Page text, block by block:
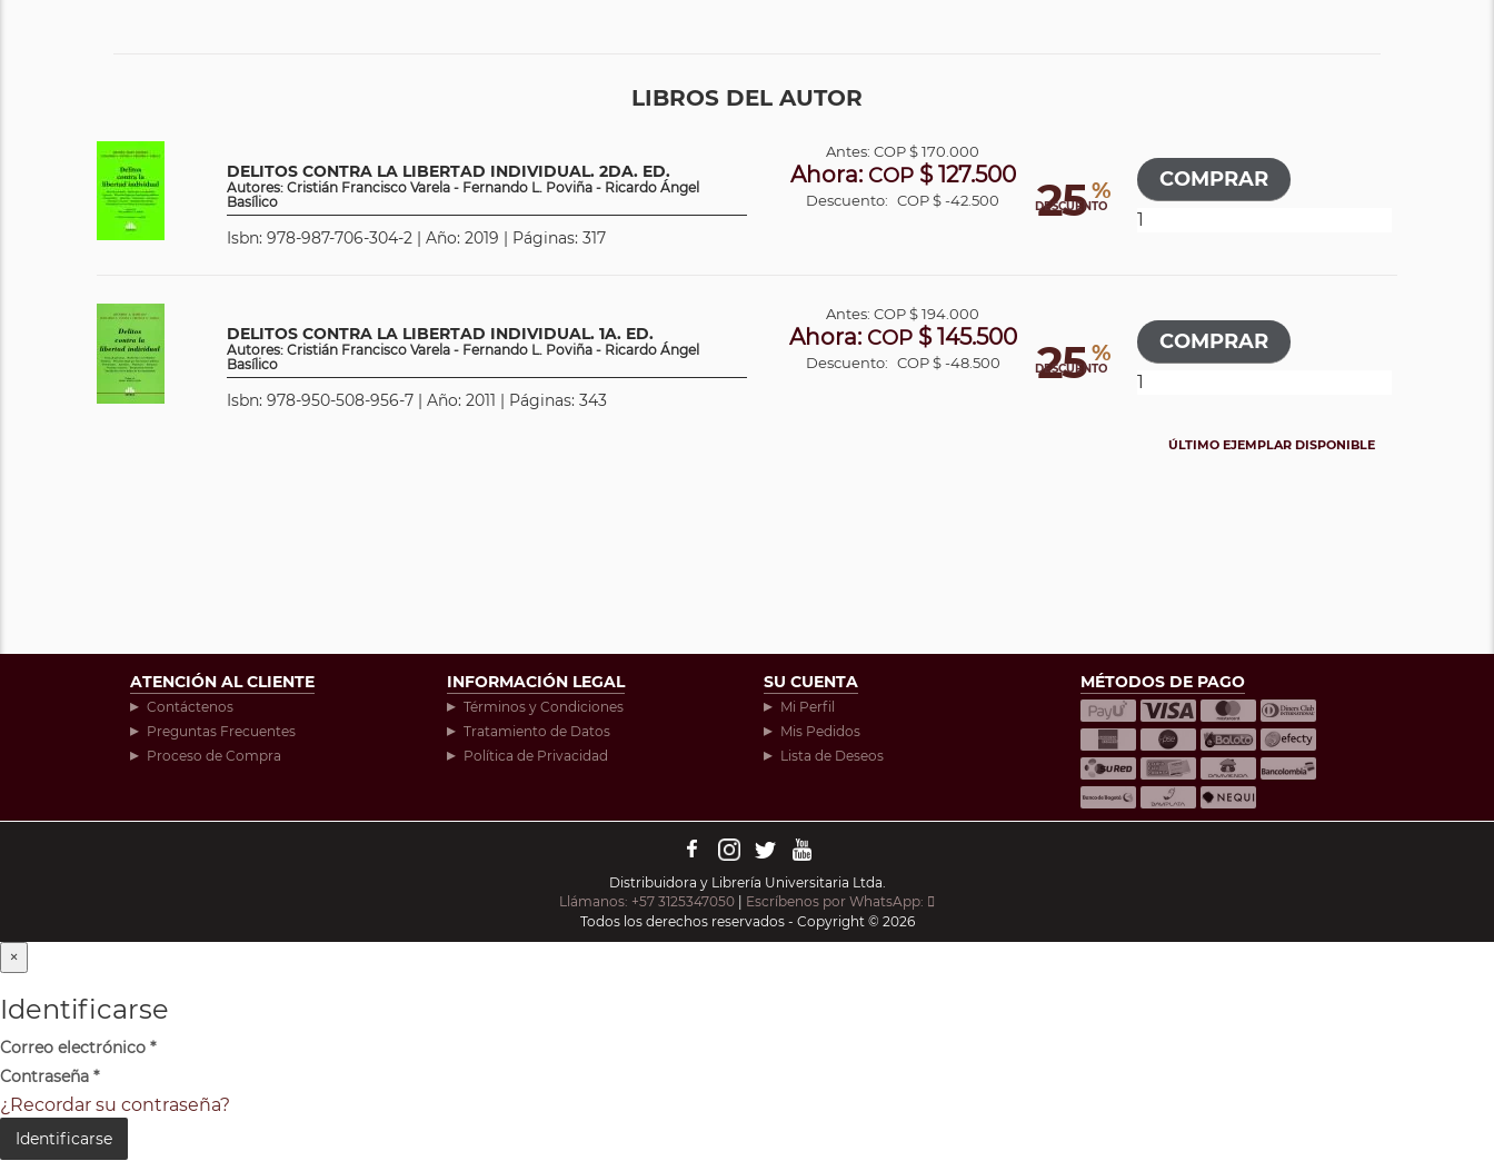
LIBROS DEL AUTOR
DELITOS CONTRA LA LIBERTAD INDIVIDUAL. 2DA. ED.
Autores: Cristián Francisco Varela - Fernando L. Poviña - Ricardo Ángel
Basílico
Isbn: 978-987-706-304-2 | Año: 2019 | Páginas: 317
25 %
DESCUENTO
Antes:COP$ 170.000
Ahora: COP$ 127.500
Descuento: COP $ -42.500
DELITOS CONTRA LA LIBERTAD INDIVIDUAL. 1A. ED.
Autores: Cristián Francisco Varela - Fernando L. Poviña - Ricardo Ángel
Basílico
Isbn: 978-950-508-956-7 | Año: 2011 | Páginas: 343
25 %
DESCUENTO
Antes:COP$ 194.000
Ahora: COP$ 145.500
Descuento: COP $ -48.500
ÚLTIMO EJEMPLAR DISPONIBLE
ATENCIÓN AL CLIENTE
Contáctenos
Preguntas Frecuentes
Proceso de Compra
INFORMACIÓN LEGAL
Términos y Condiciones
Tratamiento de Datos
Política de Privacidad
SU CUENTA
Mi Perfil
Mis Pedidos
Lista de Deseos
MÉTODOS DE PAGO
Distribuidora y Librería Universitaria Ltda.
Llámanos: +57 3125347050
Escríbenos por WhatsApp:
Todos los derechos reservados - Copyright © 2026
×
Identificarse
Correo electrónico *
Contraseña *
¿Recordar su contraseña?
Identificarse